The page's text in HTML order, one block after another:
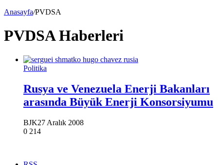
Anasayfa/PVDSA
PVDSA Haberleri
Politika
Rusya ve Venezuela Enerji Bakanları
arasında Büyük Enerji Konsorsiyumu
BJK27 Aralık 2008
0 214